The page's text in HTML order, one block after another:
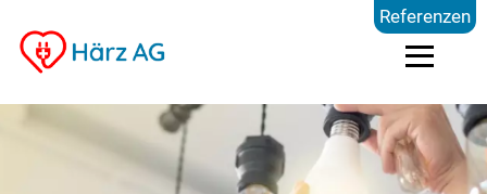
Dienstleistungen
Referenzen